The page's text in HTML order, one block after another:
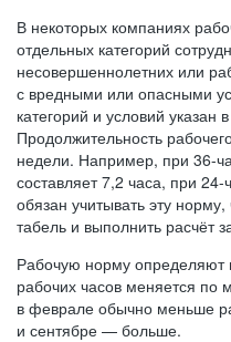
В некоторых компаниях
отдельных категорий
несовершеннолетних или
с вредными или опасными
категорий и условий указан в
Продолжительность
недели. Например, при 36-
составляет 7,2 часа, при 24-
обязан учитывать эту
табель и выполнить расчёт
Рабочую норму определяют
рабочих часов меняется
в феврале обычно меньше
и сентябре — больше.